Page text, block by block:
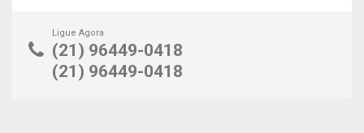
Ligue Agora
(21) 96449-0418
(21) 96449-0418